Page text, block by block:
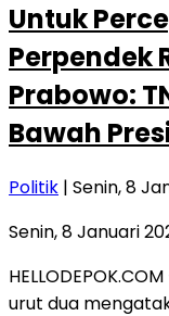
Untuk
Perpendek
Prabowo:
Bawah
Politik | Senin, 8
Senin, 8 Januari
urut dua